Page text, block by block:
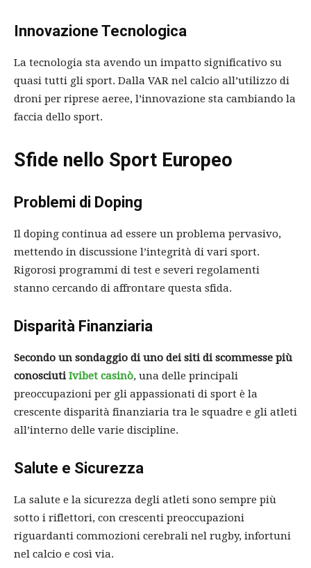
Innovazione Tecnologica
La tecnologia sta avendo un impatto significativo su
quasi tutti gli sport. Dalla VAR nel calcio all’utilizzo di
droni per riprese aeree, l’innovazione sta cambiando la
faccia dello sport.
Sfide nello Sport Europeo
Problemi di Doping
Il doping continua ad essere un problema pervasivo,
mettendo in discussione l’integrità di vari sport.
Rigorosi programmi di test e severi regolamenti
stanno cercando di affrontare questa sfida.
Disparità Finanziaria
Secondo un sondaggio di uno dei siti di scommesse più
conosciutiIvibet casinò, una delle principali
preoccupazioni per gli appassionati di sport è la
crescente disparità finanziaria tra le squadre e gli atleti
all’interno delle varie discipline.
Salute e Sicurezza
La salute e la sicurezza degli atleti sono sempre più
sotto i riflettori, con crescenti preoccupazioni
riguardanti commozioni cerebrali nel rugby, infortuni
nel calcio e così via.